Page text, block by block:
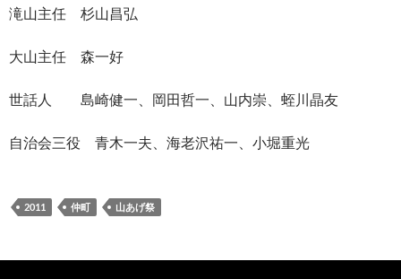
滝山主任 杉山昌弘
大山主任 森一好
世話人 島崎健一、岡田哲一、山内崇、蛭川晶友
自治会三役 青木一夫、海老沢祐一、小堀重光
2011 仲町 山あげ祭